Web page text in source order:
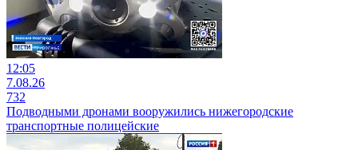
12:05
7.08.26
732
Подводными дронами вооружились нижегородские
транспортные полицейские